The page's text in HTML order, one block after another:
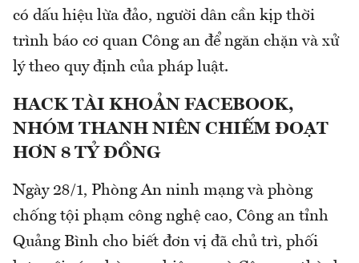
có dấu hiệu lừa đảo, người dân cần kịp thời
trình báo cơ quan Công an để ngăn chặn và xử
lý theo quy định của pháp luật.
HACK TÀI KHOẢN FACEBOOK,
NHÓM THANH NIÊN CHIẾM ĐOẠT
HƠN 8 TỶ ĐỒNG
Ngày 28/1, Phòng An ninh mạng và phòng
chống tội phạm công nghệ cao, Công an tỉnh
Quảng Bình cho biết đơn vị đã chủ trì, phối